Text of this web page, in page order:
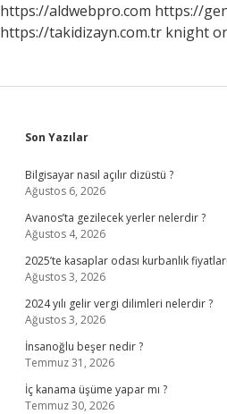
https://aldwebpro.com https://
https://takidizayn.com.tr knight
Sidebar
Son Yazılar
Bilgisayar nasıl açılır dizüstü ?
Ağustos 6, 2026
Avanos’ta gezilecek yerler nelerdir ?
Ağustos 4, 2026
2025’te kasaplar odası kurbanlık
Ağustos 3, 2026
2024 yılı gelir vergi dilimleri nelerdir ?
Ağustos 3, 2026
İnsanoğlu beşer nedir ?
Temmuz 31, 2026
İç kanama üşüme yapar mı ?
Temmuz 30, 2026